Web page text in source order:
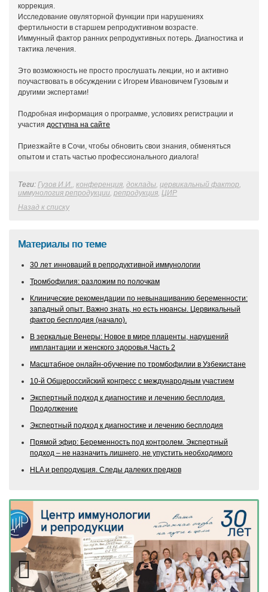
коррекция.
Исследование овуляторной функции при нарушениях
фертильности в старшем репродуктивном возрасте.
Иммунный фактор ранних репродуктивных потерь. Диагностика и
тактика лечения.
Это возможность не просто прослушать лекции, но и активно
поучаствовать в обсуждении с Игорем Ивановичем Гузовым и
другими экспертами!
Подробная информация о программе, условиях регистрации и
участия доступна на сайте
Приезжайте в Сочи, чтобы обновить свои знания, обменяться
опытом и стать частью профессионального диалога!
Теги: Гузов И.И., конференция, доклады, цервикальный фактор,
иммунология репродукции, репродукция, ЦИР
Назад к списку
Previous Next
Материалы по теме
30 лет инноваций в репродуктивной иммунологии
Тромбофилия: разложим по полочкам
Клинические рекомендации по невынашиванию беременности:
западный опыт. Важно знать, но есть нюансы. Цервикальный
фактор бесплодия (начало).
В зеркальце Венеры: Новое в мире плаценты, нарушений
имплантации и женского здоровья.Часть 2
Масштабное онлайн-обучение по тромбофилии в Узбекистане
10-й Общероссийский конгресс с международным участием
Экспертный подход к диагностике и лечению бесплодия.
Продолжение
Экспертный подход к диагностике и лечению бесплодия
Прямой эфир: Беременность под контролем. Экспертный
подход – не назначить лишнего, не упустить необходимого
HLA и репродукция. Следы далеких предков